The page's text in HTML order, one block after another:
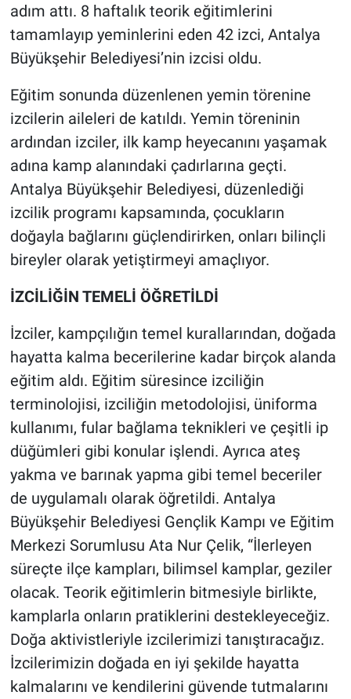
adım attı. 8 haftalık teorik eğitimlerini
tamamlayıp yeminlerini eden 42 izci, Antalya
Büyükşehir Belediyesi’nin izcisi oldu.
Eğitim sonunda düzenlenen yemin törenine
izcilerin aileleri de katıldı. Yemin töreninin
ardından izciler, ilk kamp heyecanını yaşamak
adına kamp alanındaki çadırlarına geçti.
Antalya Büyükşehir Belediyesi, düzenlediği
izcilik programı kapsamında, çocukların
doğayla bağlarını güçlendirirken, onları bilinçli
bireyler olarak yetiştirmeyi amaçlıyor.
İZCİLİĞİN TEMELİ ÖĞRETİLDİ
İzciler, kampçılığın temel kurallarından, doğada
hayatta kalma becerilerine kadar birçok alanda
eğitim aldı. Eğitim süresince izciliğin
terminolojisi, izciliğin metodolojisi, üniforma
kullanımı, fular bağlama teknikleri ve çeşitli ip
düğümleri gibi konular işlendi. Ayrıca ateş
yakma ve barınak yapma gibi temel beceriler
de uygulamalı olarak öğretildi. Antalya
Büyükşehir Belediyesi Gençlik Kampı ve Eğitim
Merkezi Sorumlusu Ata Nur Çelik, “İlerleyen
süreçte ilçe kampları, bilimsel kamplar, geziler
olacak. Teorik eğitimlerin bitmesiyle birlikte,
kamplarla onların pratiklerini destekleyeceğiz.
Doğa aktivistleriyle izcilerimizi tanıştıracağız.
İzcilerimizin doğada en iyi şekilde hayatta
kalmalarını ve kendilerini güvende tutmalarını